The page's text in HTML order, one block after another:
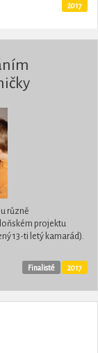
2017
různě
projektu
13-ti letý kamarád).
2017
Finalisté